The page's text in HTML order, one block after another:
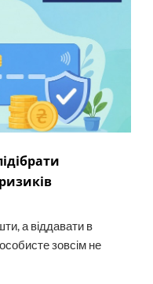
а віддавати в
зовсім не